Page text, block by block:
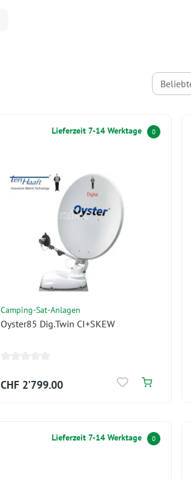
Lieferzeit 7-14 Werktage 0
Camping-Sat-Anlagen
Oyster85 Dig.Twin CI+SKEW
CHF 2’799.00
Lieferzeit 7-14 Werktage 0